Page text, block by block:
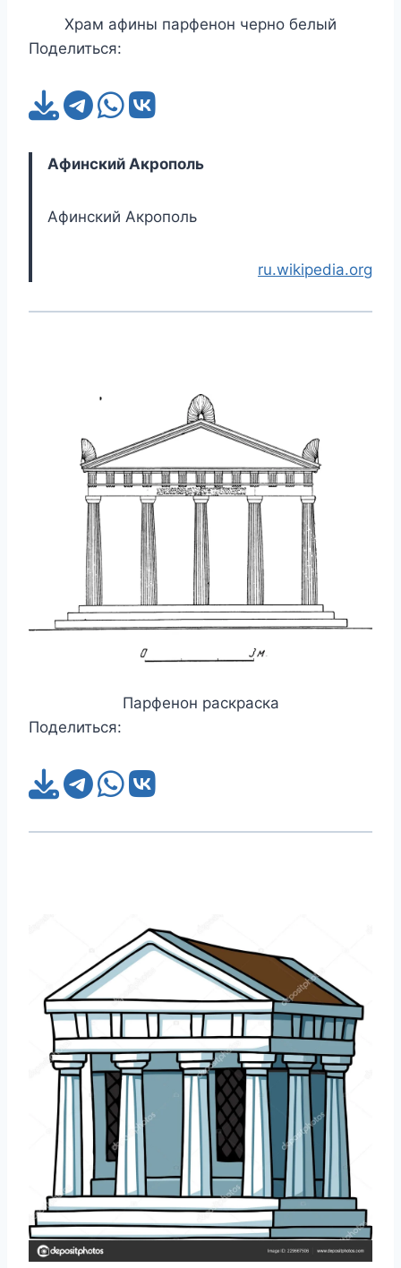
Храм афины парфенон черно белый
Поделиться:
Афинский Акрополь
Афинский Акрополь
ru.wikipedia.org
Парфенон раскраска
Поделиться: